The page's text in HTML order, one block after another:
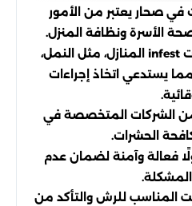
صحار يعتبر من الأمور
الأسرة ونظافة المنزل.
تتنوع الحشرات التي قد ت infest المنازل، مثل النمل،
يستدعي اتخاذ إجراءات
الشركات المتخصصة في
الحشرات.
فعالة وآمنة لضمان عدم
المشكلة.
المناسب للرش والتأكد من